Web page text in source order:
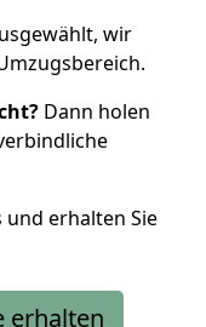
wir
Dann holen
und erhalten Sie
erhalten